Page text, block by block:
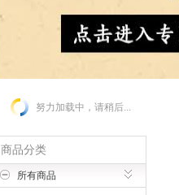
努力加载中，请稍后...
商品分类
所有商品